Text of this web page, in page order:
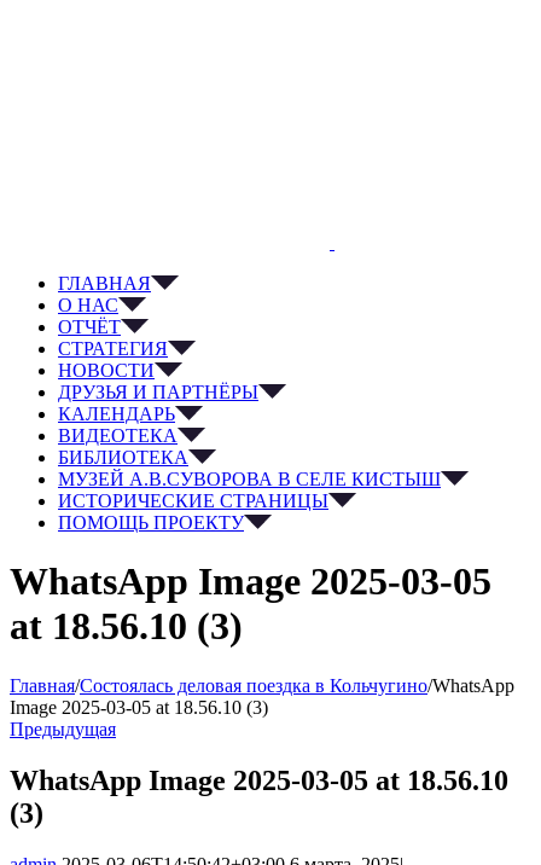
ГЛАВНАЯ
О НАС
ОТЧЁТ
СТРАТЕГИЯ
НОВОСТИ
ДРУЗЬЯ И ПАРТНЁРЫ
КАЛЕНДАРЬ
ВИДЕОТЕКА
БИБЛИОТЕКА
МУЗЕЙ А.В.СУВОРОВА В СЕЛЕ КИСТЫШ
ИСТОРИЧЕСКИЕ СТРАНИЦЫ
ПОМОЩЬ ПРОЕКТУ
WhatsApp Image 2025-03-05
at 18.56.10 (3)
Главная/Состоялась деловая поездка в Кольчугино/WhatsApp
Image 2025-03-05 at 18.56.10 (3)
Предыдущая
WhatsApp Image 2025-03-05 at 18.56.10
(3)